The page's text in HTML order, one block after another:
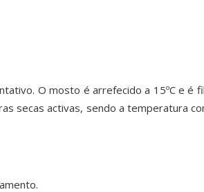
O mosto é arrefecido a 15ºC e é
secas activas, sendo a temperatura